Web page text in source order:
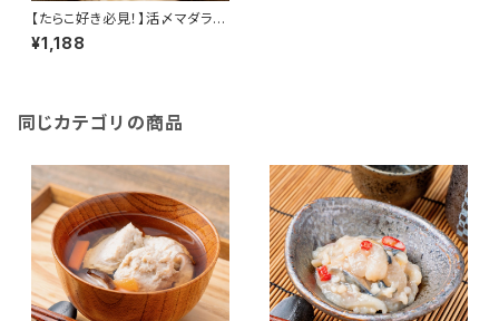
【たらこ好き必見！】活〆マダラの
たらこ 200g×4パック（３Ｄ冷
凍）
¥1,188
同じカテゴリの商品